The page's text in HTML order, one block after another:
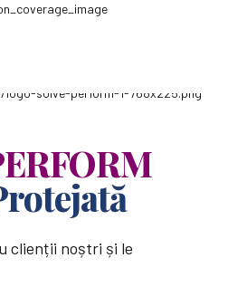
clienții noștri și le